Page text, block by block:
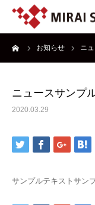
お知らせ ニ
ニュースサンプ
2020.03.29
サンプルテキストサン
NEWS
REPORT
ABOUT